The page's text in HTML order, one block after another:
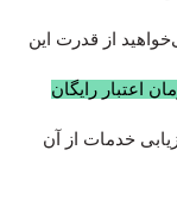
از قدرت این
خدمات از آن